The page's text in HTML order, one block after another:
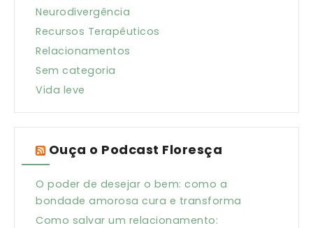
Neurodivergência
Recursos Terapêuticos
Relacionamentos
Sem categoria
Vida leve
Ouça o Podcast Floresça
O poder de desejar o bem: como a
bondade amorosa cura e transforma
Como salvar um relacionamento: